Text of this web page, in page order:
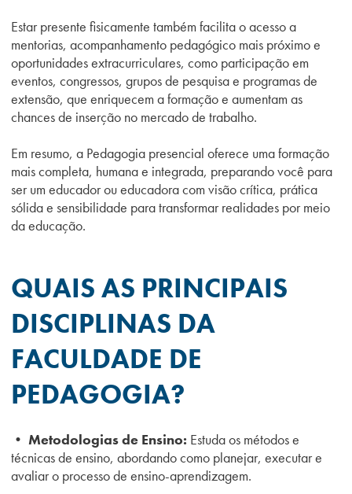
Estar presente fisicamente também facilita o acesso a
mentorias, acompanhamento pedagógico mais próximo e
oportunidades extracurriculares, como participação em
eventos, congressos, grupos de pesquisa e programas de
extensão, que enriquecem a formação e aumentam as
chances de inserção no mercado de trabalho.
Em resumo, a Pedagogia presencial oferece uma formação
mais completa, humana e integrada, preparando você para
ser um educador ou educadora com visão crítica, prática
sólida e sensibilidade para transformar realidades por meio
da educação.
QUAIS AS PRINCIPAIS
DISCIPLINAS DA
FACULDADE DE
PEDAGOGIA?
• Metodologias de Ensino: Estuda os métodos e
técnicas de ensino, abordando como planejar, executar e
avaliar o processo de ensino-aprendizagem.